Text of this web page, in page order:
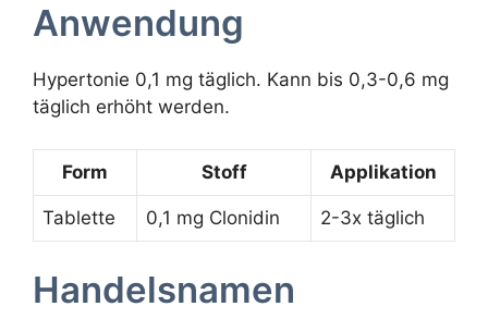
Anwendung
Hypertonie 0,1 mg täglich. Kann bis 0,3-0,6 mg
täglich erhöht werden.
Form Stoff Applikation
Tablette 0,1 mg Clonidin 2-3x täglich
Handelsnamen